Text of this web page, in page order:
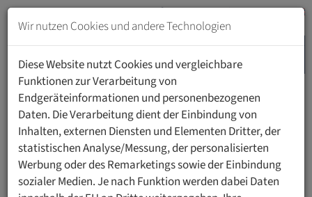
Zum
Inhalt
springen
Navigation
springen
HOME PERSONEN
Wir nutzen Cookies und andere Technologien
Diese Website nutzt Cookies und vergleichbare
Funktionen zur Verarbeitung von
Endgeräteinformationen und personenbezogenen
Daten. Die Verarbeitung dient der Einbindung von
Inhalten, externen Diensten und Elementen Dritter, der
statistischen Analyse/Messung, der personalisierten
Werbung oder des Remarketings sowie der Einbindung
sozialer Medien. Je nach Funktion werden dabei Daten